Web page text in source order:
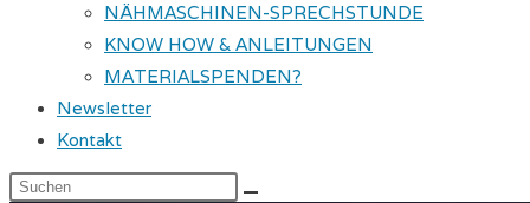
NÄHMASCHINEN-SPRECHSTUNDE
KNOW HOW & ANLEITUNGEN
MATERIALSPENDEN?
Newsletter
Kontakt